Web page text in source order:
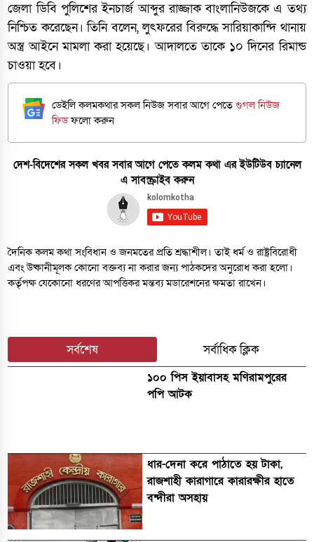
জেলা ডিবি পুলিশের ইনচার্জ আব্দুর রাজ্জাক বাংলানিউজকে এ তথ্য
নিশ্চিত করেছেন। তিনি বলেন, লুৎফরের বিরুদ্ধে সারিয়াকান্দি থানায়
অস্ত্র আইনে মামলা করা হয়েছে। আদালতে তাকে ১০ দিনের রিমান্ড
চাওয়া হবে।
ডেইলি কলমকথার সকল নিউজ সবার আগে পেতেগুগল নিউজ
ফিডফলো করুন
দেশ-বিদেশের সকল খবর সবার আগে পেতে কলম কথা এর ইউটিউব চ্যানেল
এ সাবস্ক্রাইব করুন
দৈনিক কলম কথা সংবিধান ও জনমতের প্রতি শ্রদ্ধাশীল। তাই ধর্ম ও রাষ্ট্রবিরোধী
এবং উষ্কানীমূলক কোনো বক্তব্য না করার জন্য পাঠকদের অনুরোধ করা হলো।
কর্তৃপক্ষ যেকোনো ধরণের আপত্তিকর মন্তব্য মডারেশনের ক্ষমতা রাখেন।
সর্বশেষ সর্বাধিক ক্লিক
১০০ পিস ইয়াবাসহ মণিরামপুরের
পপি আটক
ধার-দেনা করে পাঠাতে হয় টাকা,
রাজশাহী কারাগারে কারারক্ষীর হাতে
বন্দীরা অসহায়